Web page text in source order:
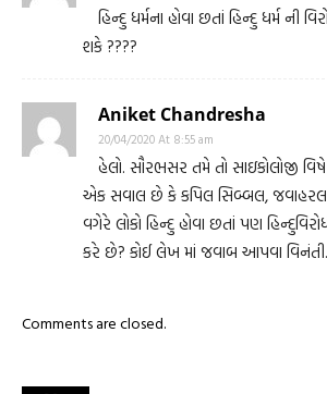
હિન્દુ ધર્મના હોવા છતાં હિન્દુ ધર્મ ની
શકે ????
Aniket Chandresha
20/04/2020 At 8:55 am
હેલો. સૌરભસર તમે તો સાઇકોલોજી
એક સવાલ છે કે કપિલ સિબ્બલ,
વગેરે લોકો હિન્દુ હોવા છતાં પણ
કરે છે? કોઈ લેખ માં જવાબ આપવા વિનંતી.
Comments are closed.